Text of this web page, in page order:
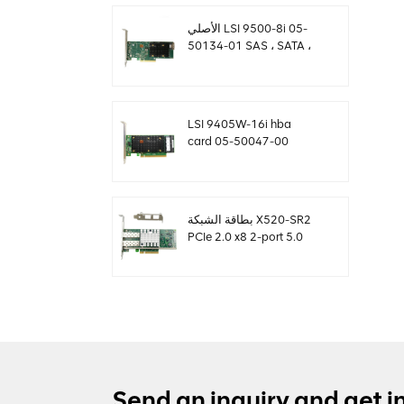
الأصلي LSI 9500-8i 05-
50134-01 SAS ، SATA ،
LSI 9405W-16i hba
card 05-50047-00
بطاقة الشبكة X520-SR2
PCIe 2.0 x8 2-port 5.0